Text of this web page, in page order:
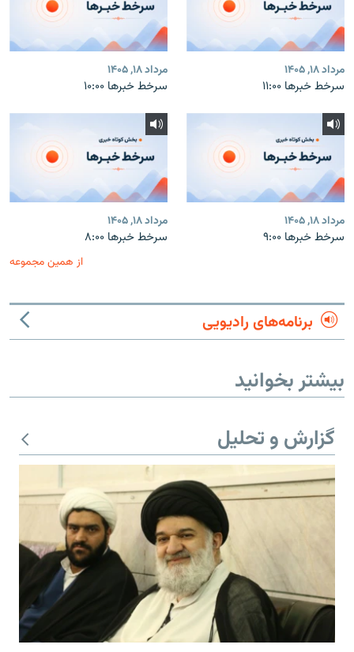
مرداد ۱۸, ۱۴۰۵
سرخط خبرها ۱۱:۰۰
مرداد ۱۸, ۱۴۰۵
سرخط خبرها ۱۰:۰۰
مرداد ۱۸, ۱۴۰۵
سرخط خبرها ۹:۰۰
مرداد ۱۸, ۱۴۰۵
سرخط خبرها ۸:۰۰
از همین مجموعه
برنامه‌های رادیویی
بیشتر بخوانید
گزارش و تحلیل